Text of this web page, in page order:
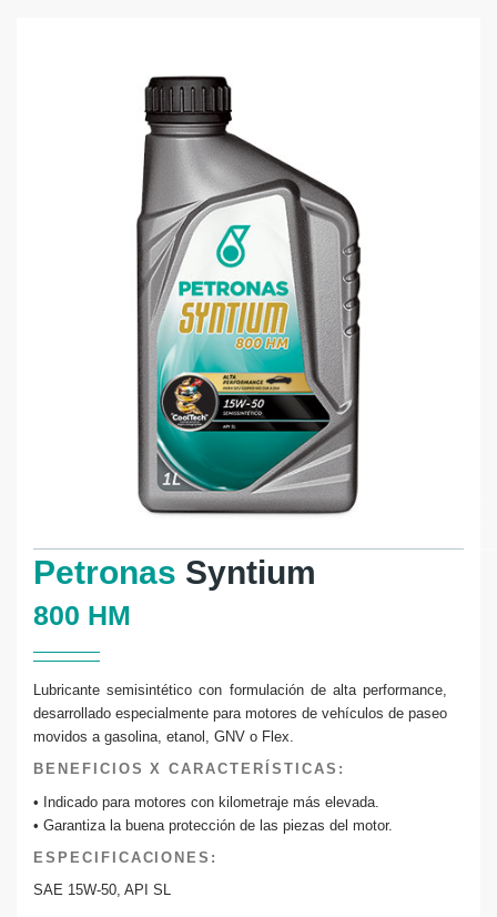
Petronas Syntium
800 HM
Lubricante semisintético con formulación de alta performance,
desarrollado especialmente para motores de vehículos de paseo
movidos a gasolina, etanol, GNV o Flex.
BENEFICIOS X CARACTERÍSTICAS:
• Indicado para motores con kilometraje más elevada.
• Garantiza la buena protección de las piezas del motor.
ESPECIFICACIONES:
SAE 15W-50, API SL